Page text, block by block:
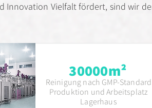
Innovation Vielfalt fördert, sind wir
30000m²
Reinigung nach GMP-Standard
Produktion und Arbeitsplatz
Lagerhaus